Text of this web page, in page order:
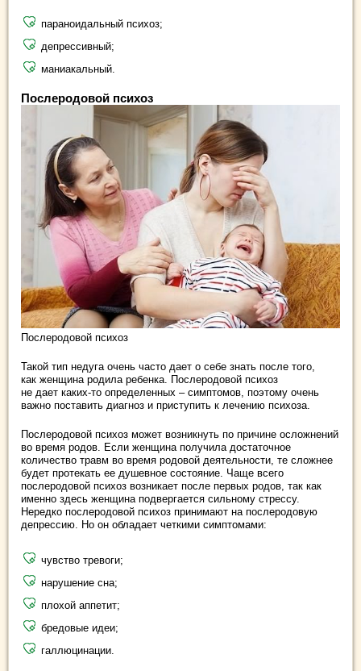
параноидальный психоз;
депрессивный;
маниакальный.
Послеродовой психоз
Послеродовой психоз
Такой тип недуга очень часто дает о себе знать после того,
как женщина родила ребенка. Послеродовой психоз
не дает каких-то определенных – симптомов, поэтому очень
важно поставить диагноз и приступить к лечению психоза.
Послеродовой психоз может возникнуть по причине осложнений
во время родов. Если женщина получила достаточное
количество травм во время родовой деятельности, те сложнее
будет протекать ее душевное состояние. Чаще всего
послеродовой психоз возникает после первых родов, так как
именно здесь женщина подвергается сильному стрессу.
Нередко послеродовой психоз принимают на послеродовую
депрессию. Но он обладает четкими симптомами:
чувство тревоги;
нарушение сна;
плохой аппетит;
бредовые идеи;
галлюцинации.